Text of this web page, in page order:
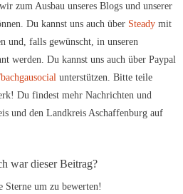
zum Ausbau unseres Blogs und unserer
Du kannst uns auch über Steadymit
und, falls gewünscht, in unseren
werden. Du kannst uns auch über Paypal
unterstützen. Bitte teile
Du findest mehr Nachrichten und
und den Landkreis Aschaffenburg auf
war dieser Beitrag?
Sterne um zu bewerten!